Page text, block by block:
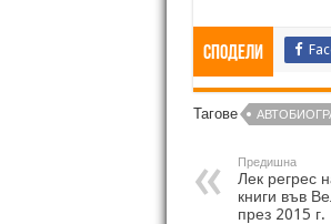
Сподели
Тагове
Предишна
Лек регрес
книги във
през 2015 г.